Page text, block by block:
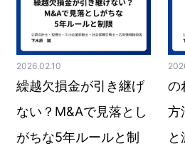
2026.02.10
繰越欠損金が引き継げ
ない？M&Aで見落とし
がちな5年ルールと制
の
方
と